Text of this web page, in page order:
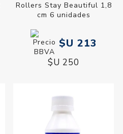
Rollers Stay Beautiful 1,8
cm 6 unidades
$U 213
$U 250